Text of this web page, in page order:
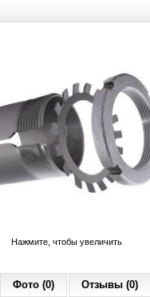
Нажмите, чтобы увеличить
Фото (0) Отзывы (0)